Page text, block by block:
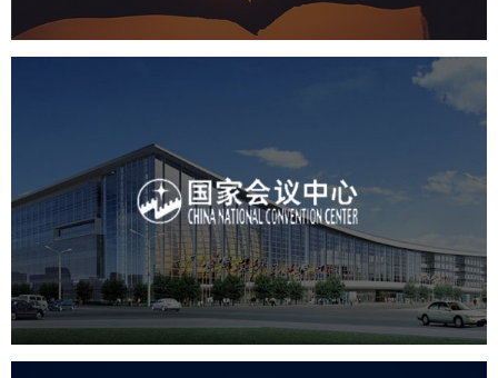
国家会议中心
专业服务 网站建设 网站设计